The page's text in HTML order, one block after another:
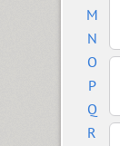
M
N
O
P
Q
R